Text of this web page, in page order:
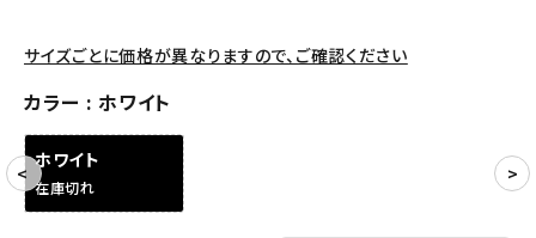
COLLABORATION BRAND
SEASON
サイズごとに価格が異なりますので、ご確認ください
カラー ホワイト
ホワイト
在庫切れ